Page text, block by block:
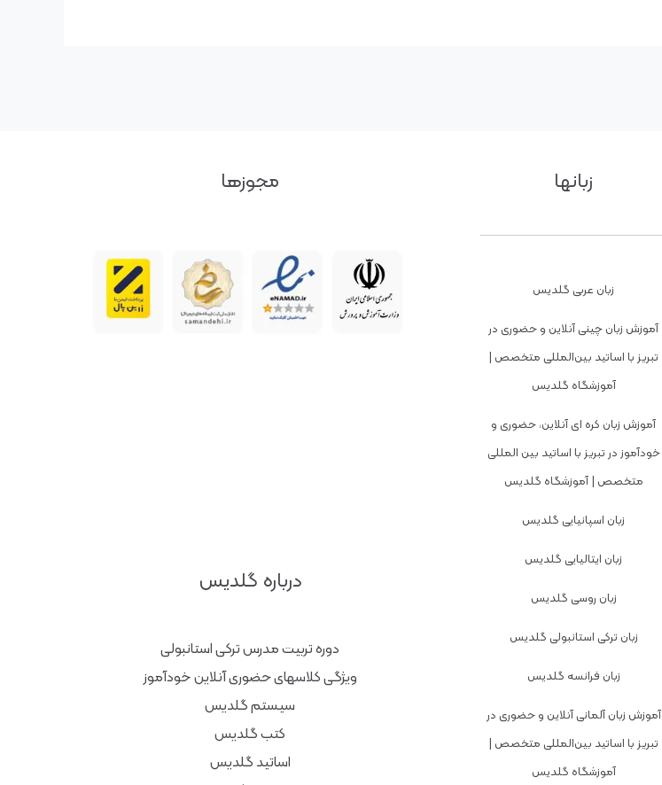
زبانها
زبان عربی گلدیس
آموزش زبان چینی آنلاین و حضوری در
تبریز با اساتید بین‌المللی متخصص |
آموزشگاه گلدیس
آموزش زبان کره ای آنلاین، حضوری و
خودآموز در تبریز با اساتید بین المللی
متخصص | آموزشگاه گلدیس
زبان اسپانیایی گلدیس
زبان ایتالیایی گلدیس
زبان روسی گلدیس
زبان ترکی استانبولی گلدیس
زبان فرانسه گلدیس
آموزش زبان آلمانی آنلاین و حضوری در
تبریز با اساتید بین‌المللی متخصص |
آموزشگاه گلدیس
مجوزها
درباره گلدیس
دوره تربیت مدرس ترکی استانبولی
ویژگی کلاسهای حضوری آنلاین خودآموز
سیستم گلدیس
کتب گلدیس
اساتید گلدیس